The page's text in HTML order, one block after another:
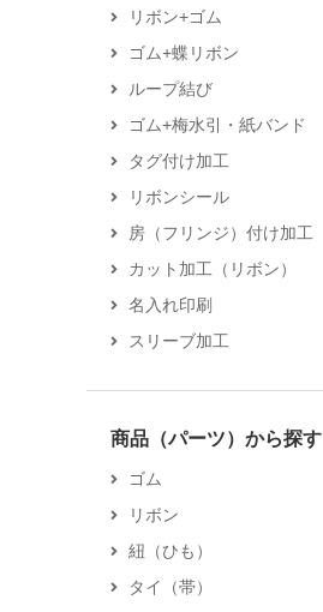
リボン+ゴム
ゴム+蝶リボン
ループ結び
ゴム+梅水引・紙バンド
タグ付け加工
リボンシール
房（フリンジ）付け加工
カット加工（リボン）
名入れ印刷
スリーブ加工
商品（パーツ）から探す
ゴム
リボン
紐（ひも）
タイ（帯）